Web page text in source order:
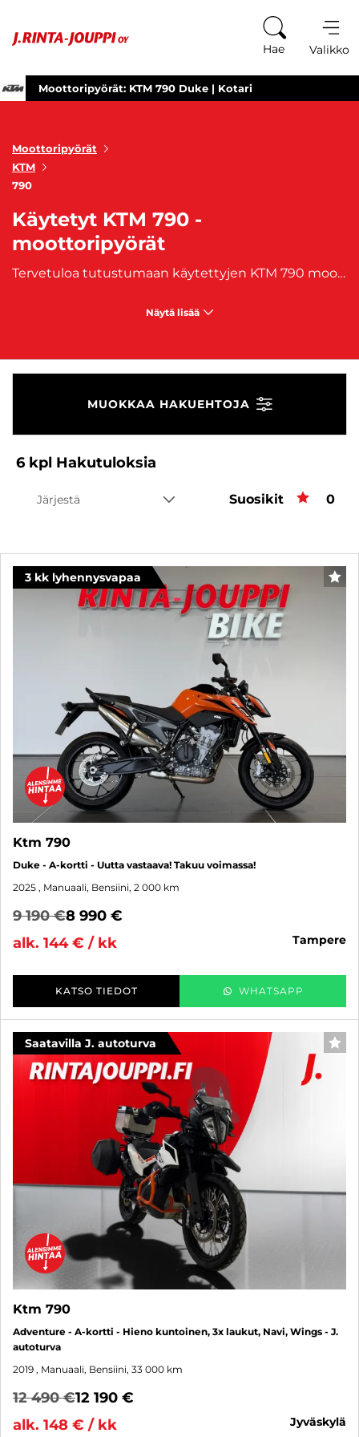
Hae Valikko
Moottoripyörät: KTM 790 Duke | Kotari
Moottoripyörät
KTM
790
Käytetyt KTM 790 -
moottoripyörät
Tervetuloa tutustumaan käytettyjen KTM 790 moottoripyörien valikoimaamme, erityisesti keskittyen KTM 790 Dukeen. KTM 790-mallit ovat voimakkaita ja tyylikkäitä, ja nyt sinulla on mahdollisuus omistaa oma voimakas kaksipyöräinen kumppanisi. Käytetyt KTM 790 moottoripyörämme tarjoavat voimaa, tyyliä ja huippuluokan suorituskykyä. KTM 790 Duke on suunniteltu tarjoamaan mahtavaa ajonautintoa sekä kaupunki- että maanteillä. Selaa valikoimaamme ja löydä itsellesi sopiva käytetty KTM 790 moottoripyörä. Omista voimakas ja tyylikäs moottoripyörä ja lähde seikkailuun tien päälle KTM 790:n kanssa. Koe voiman ja tyylin täydellinen liitto jokaisella ajomatkalla. Myynnissä olevat, käytetyt KTM 790-moottoripyörät ostat kätevästi J. Rinta-Joupilta. Moottoripyöriimme on saatavilla myös edullinen, moottoripyöriin soveltuva
Näytä lisää
MUOKKAA HAKUEHTOJA
6 kpl Hakutuloksia
Järjestä Suosikit 0
3 kk lyhennysvapaa
Ktm 790
Duke - A-kortti - Uutta vastaava! Takuu voimassa!
2025 , Manuaali, Bensiini, 2 000 km
9 190 €8 990 €
alk. 144 € / kk
tampere
KATSO TIEDOT WHATSAPP
Saatavilla J. autoturva
Ktm 790
Adventure - A-kortti - Hieno kuntoinen, 3x laukut, Navi, Wings - J.
autoturva
2019 , Manuaali, Bensiini, 33 000 km
12 490 €12 190 €
alk. 148 € / kk
jyväskylä